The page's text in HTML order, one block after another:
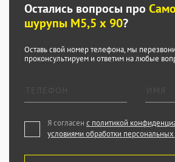
Остались вопросы про
шурупы М5,5 х 90?
Оставь свой номер телефона, мы
проконсультируем и ответим на любые
Я согласен с политикой
условиями обработки